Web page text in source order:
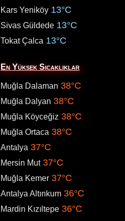
Kars Yeniköy 13°C
Sivas Güldede 13°C
Tokat Çalca 13°C
En Yüksek Sıcaklıklar
Muğla Dalaman 38°C
Muğla Dalyan 38°C
Muğla Köyceğiz 38°C
Muğla Ortaca 38°C
Antalya 37°C
Mersin Mut 37°C
Muğla Kemer 37°C
Antalya Altınkum 36°C
Mardin Kızıltepe 36°C